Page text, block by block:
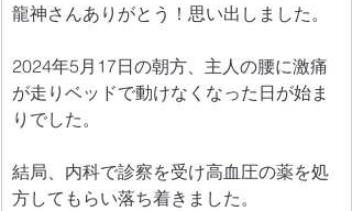
龍神さんありがとう！思い出しました。
2024年5月17日の朝方、主人の腰に激痛
が走りベッドで動けなくなった日が始ま
りでした。
結局、内科で診察を受け高血圧の薬を処
方してもらい落ち着きました。